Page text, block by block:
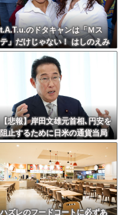
日本旅行キャンセルすべきか…1万年ぶり史上最大級の火山の兆し＝韓国の反応
海外「おめでとうタキ！」リヴァプール南野がバースデーゴール！！
Powered by livedoor 相互RSS
t.A.T.u.のドタキャンは「Ｍス
テ」だけじゃない！ はしのえみ
「来なかったんですよ…」
【悲報】岸田文雄元首相､円安を
阻止するために日米の通貨当局
が実施した為替介入は｢一時しの
ぎに過ぎない｣との認識を示す
ハズレのフードコートに必ずあ